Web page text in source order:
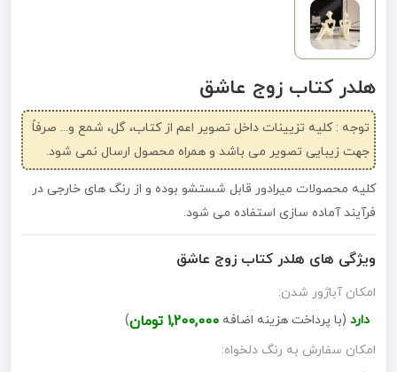
هلدر کتاب زوج عاشق
توجه : کلیه تزیینات داخل تصویر اعم از کتاب، گل، شمع و... صرفاً
جهت زیبایی تصویر می باشد و همراه محصول ارسال نمی شود.
کلیه محصولات میرادور قابل شستشو بوده و از رنگ های خارجی در
فرآیند آماده سازی استفاده می شود.
ویژگی های هلدر کتاب زوج عاشق
امکان آباژور شدن:
دارد (با پرداخت هزینه اضافه 1,200,000 تومان
)
امکان سفارش به رنگ دلخواه: